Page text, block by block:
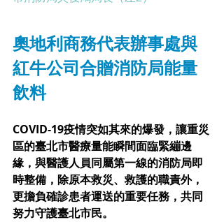
奧地利商務代表辦事處與
紅牛公司合贈消防局能量
飲料
COVID-19疫情突如其來的爆發，讓重災
區的臺北市醫療量能瞬間面臨緊繃邊
緣，與醫護人員同屬第一線的消防局即
時整備，除原本救災、救護的職責外，
更擔負確診患者運送的重要任務，共同
努力守護臺北市民。